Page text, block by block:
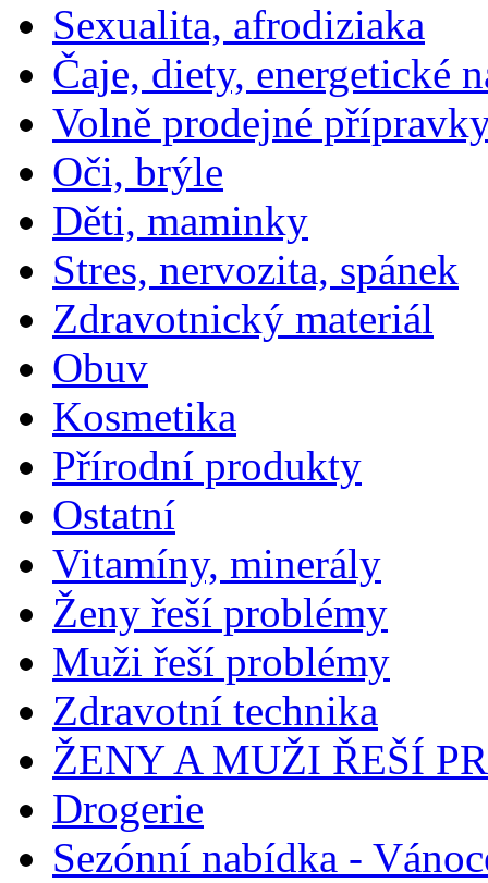
Sexualita, afrodiziaka
Čaje, diety, energetické
Volně prodejné
Oči, brýle
Děti, maminky
Stres, nervozita, spánek
Zdravotnický materiál
Obuv
Kosmetika
Přírodní produkty
Ostatní
Vitamíny, minerály
Ženy řeší problémy
Muži řeší problémy
Zdravotní technika
ŽENY A MUŽI ŘEŠÍ
Drogerie
Sezónní nabídka -